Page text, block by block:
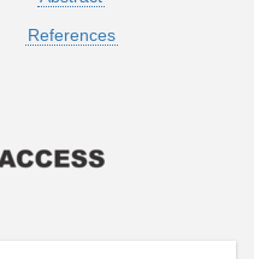
References